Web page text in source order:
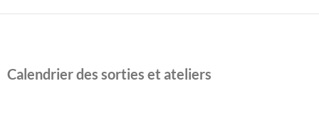
Calendrier des sorties et ateliers